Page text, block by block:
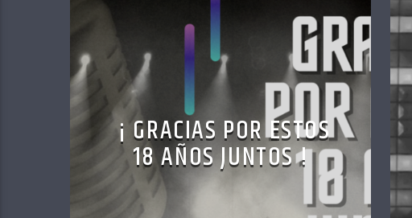
¡ GRACIAS POR ESTOS
18 AÑOS JUNTOS !